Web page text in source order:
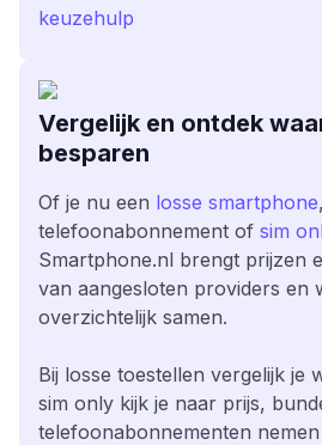
keuzehulp
Vergelijk en ontdek
besparen
Of je nu een losse smartphone,
telefoonabonnement of sim
Smartphone.nl brengt prijzen
van aangesloten providers en
overzichtelijk samen.
Bij losse toestellen vergelijk je
sim only kijk je naar prijs,
telefoonabonnementen